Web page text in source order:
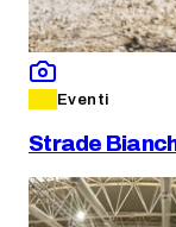
Eventi
Strade